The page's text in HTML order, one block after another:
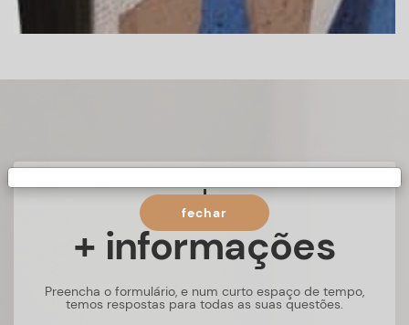
+ informações
Preencha o formulário, e num curto espaço de tempo,
temos respostas para todas as suas questões.
fechar